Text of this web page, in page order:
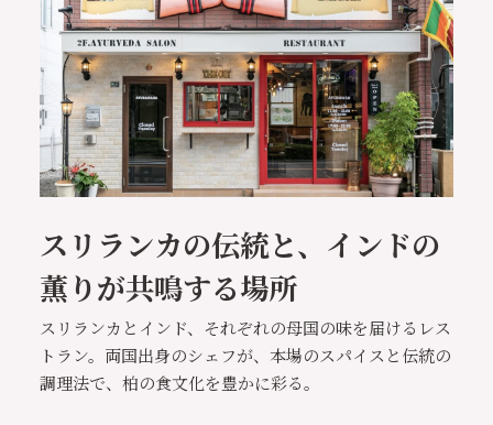
スリランカの伝統と、インドの
薫りが共鳴する場所
スリランカとインド、それぞれの母国の味を届けるレス
トラン。両国出身のシェフが、本場のスパイスと伝統の
調理法で、柏の食文化を豊かに彩る。